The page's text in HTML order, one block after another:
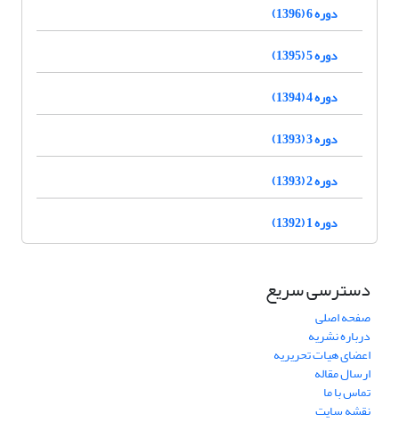
دوره 6 (1396)
دوره 5 (1395)
دوره 4 (1394)
دوره 3 (1393)
دوره 2 (1393)
دوره 1 (1392)
دسترسی سریع
صفحه اصلی
درباره نشریه
اعضای هیات تحریریه
ارسال مقاله
تماس با ما
نقشه سایت